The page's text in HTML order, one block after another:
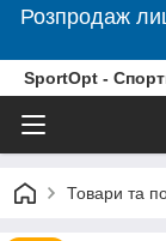
Розпродаж
SportOpt -
Товари та